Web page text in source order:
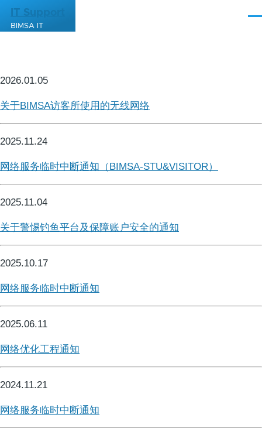
跳转到主要内容
IT Support
BIMSA IT
2026.01.05
关于BIMSA访客所使用的无线网络
2025.11.24
网络服务临时中断通知（BIMSA-STU&VISITOR）
2025.11.04
关于警惕钓鱼平台及保障账户安全的通知
2025.10.17
网络服务临时中断通知
2025.06.11
网络优化工程通知
2024.11.21
网络服务临时中断通知